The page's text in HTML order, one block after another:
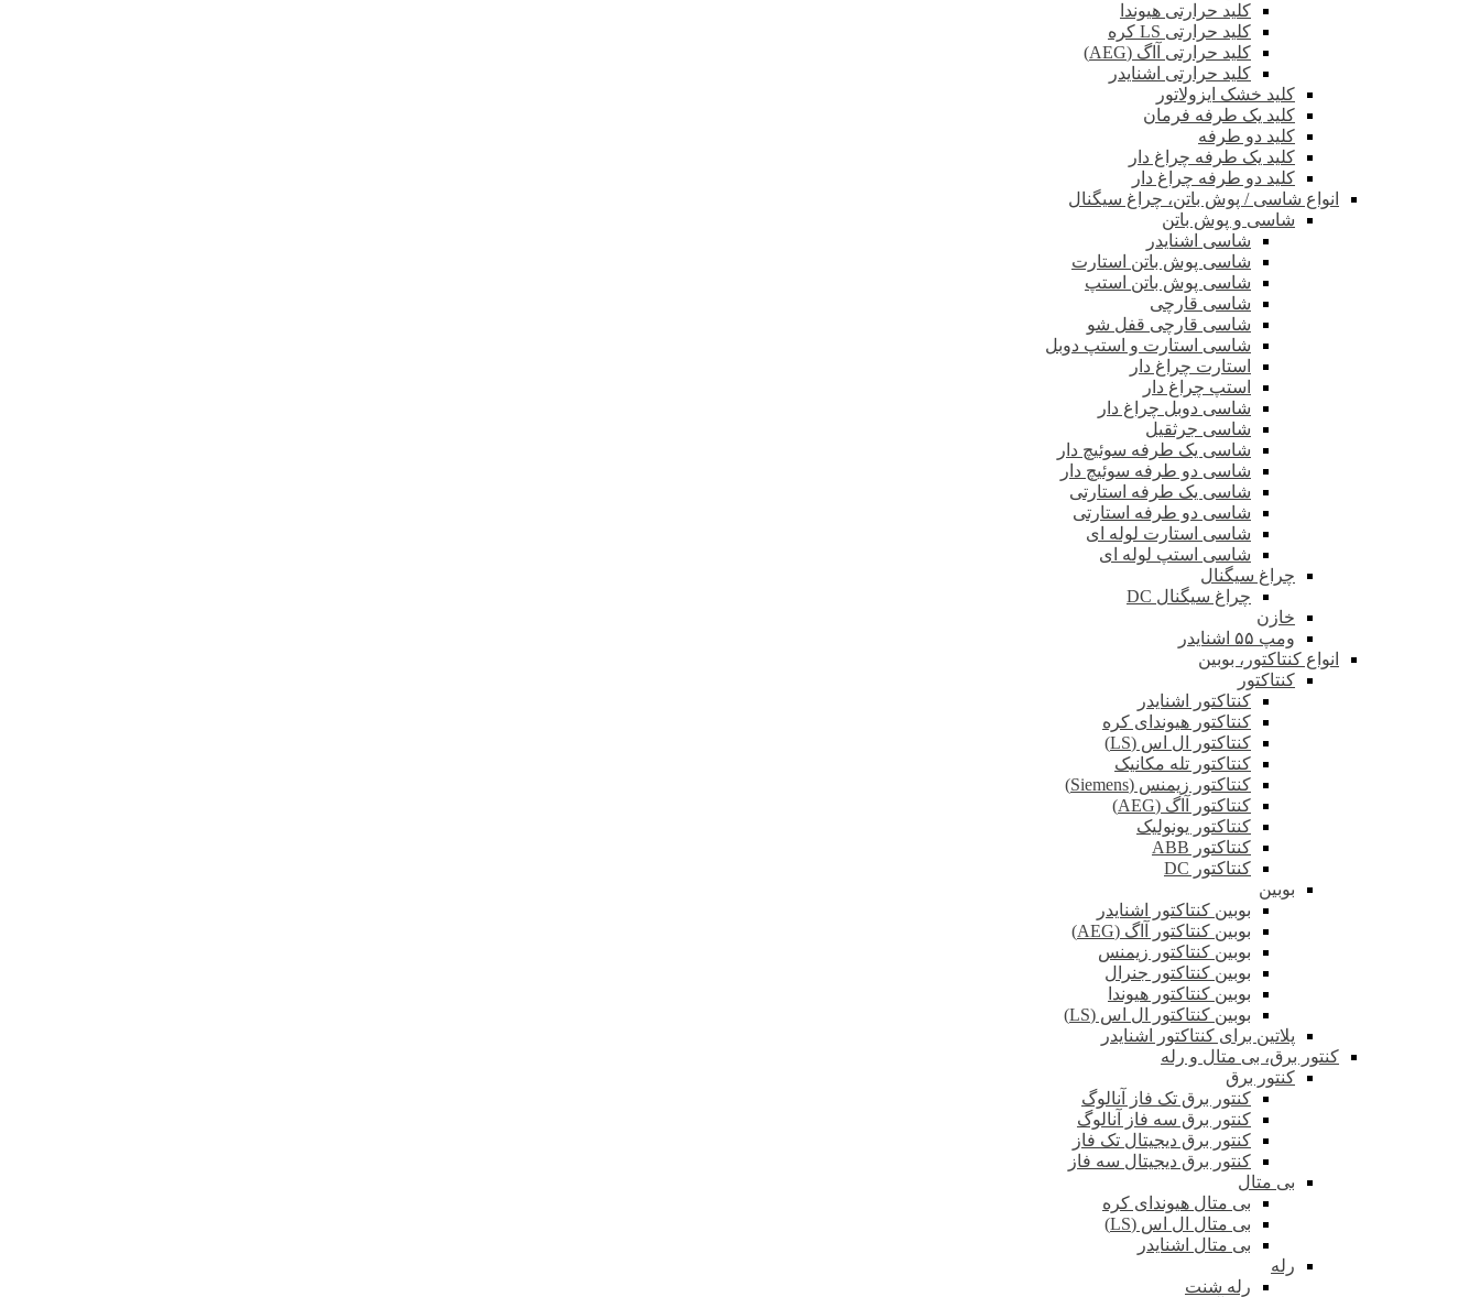
کلید حرارتی هیوندا
کلید حرارتی LS کره
کلید حرارتی آاگ (AEG)
کلید حرارتی اشنایدر
کلید خشک ایزولاتور
کلید یک طرفه فرمان
کلید دو طرفه
کلید یک طرفه چراغ دار
کلید دو طرفه چراغ دار
انواع شاسی / پوش باتن، چراغ سیگنال
شاسی و پوش باتن
شاسی اشنایدر
شاسی پوش باتن استارت
شاسی پوش باتن استپ
شاسی قارچی
شاسی قارچی قفل شو
شاسی استارت و استپ دوبل
استارت چراغ دار
استپ چراغ دار
شاسی دوبل چراغ دار
شاسی جرثقیل
شاسی یک طرفه سوئیچ دار
شاسی دو طرفه سوئیچ دار
شاسی یک طرفه استارتی
شاسی دو طرفه استارتی
شاسی استارت لوله ای
شاسی استپ لوله ای
چراغ سیگنال
چراغ سیگنال DC
خازن
ومپ ۵۵ اشنایدر
انواع کنتاکتور، بوبین
کنتاکتور
کنتاکتور اشنایدر
کنتاکتور هیوندای کره
کنتاکتور ال اس (LS)
کنتاکتور تله مکانیک
کنتاکتور زیمنس (Siemens)
کنتاکتور آاگ (AEG)
کنتاکتور یونولیک
کنتاکتور ABB
کنتاکتور DC
بوبین
بوبین کنتاکتور اشنایدر
بوبین کنتاکتور آاگ (AEG)
بوبین کنتاکتور زیمنس
بوبین کنتاکتور جنرال
بوبین کنتاکتور هیوندا
بوبین کنتاکتور ال اس (LS)
پلاتین برای کنتاکتور اشنایدر
کنتور برق، بی متال و رله
کنتور برق
کنتور برق تک فاز آنالوگ
کنتور برق سه فاز آنالوگ
کنتور برق دیجیتال تک فاز
کنتور برق دیجیتال سه فاز
بی متال
بی متال هیوندای کره
بی متال ال اس (LS)
بی متال اشنایدر
رله
رله شنت